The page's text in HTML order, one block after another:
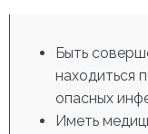
Быть
находиться
опасных
Иметь